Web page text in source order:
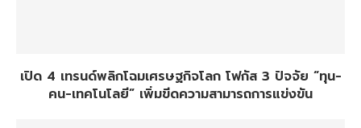
เปิด 4 เทรนด์พลิกโฉมเศรษฐกิจโลก โฟกัส 3 ปัจจัย “ทุน-
คน-เทคโนโลยี” เพิ่มขีดความสามารถการแข่งขัน